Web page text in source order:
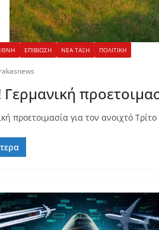
ΕΠΙΒΙΩΣΗ ΝΕΑ ΤΑΞΗ ΠΟΛΙΤΙΚΗ
Γερμανική
προετοιμασία για τον ανοιχτό